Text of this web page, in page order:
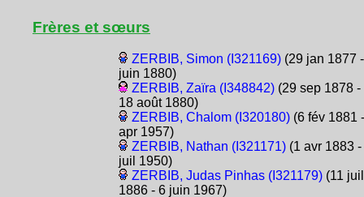
Frères et sœurs
ZERBIB, Simon (I321169)(29 jan 1877
juin 1880)
ZERBIB, Zaïra (I348842)(29 sep 1878 -
18 août 1880)
ZERBIB, Chalom (I320180)(6 fév 1881 -
apr 1957)
ZERBIB, Nathan (I321171)(1 avr 1883 -
juil 1950)
ZERBIB, Judas Pinhas (I321179)(11 juil
1886 - 6 juin 1967)